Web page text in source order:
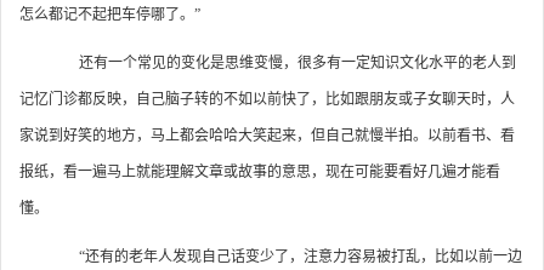
怎么都记不起把车停哪了。”
还有一个常见的变化是思维变慢，很多有一定知识文化水平的老人到
记忆门诊都反映，自己脑子转的不如以前快了，比如跟朋友或子女聊天时，人
家说到好笑的地方，马上都会哈哈大笑起来，但自己就慢半拍。以前看书、看
报纸，看一遍马上就能理解文章或故事的意思，现在可能要看好几遍才能看
懂。
“还有的老年人发现自己话变少了，注意力容易被打乱，比如以前一边